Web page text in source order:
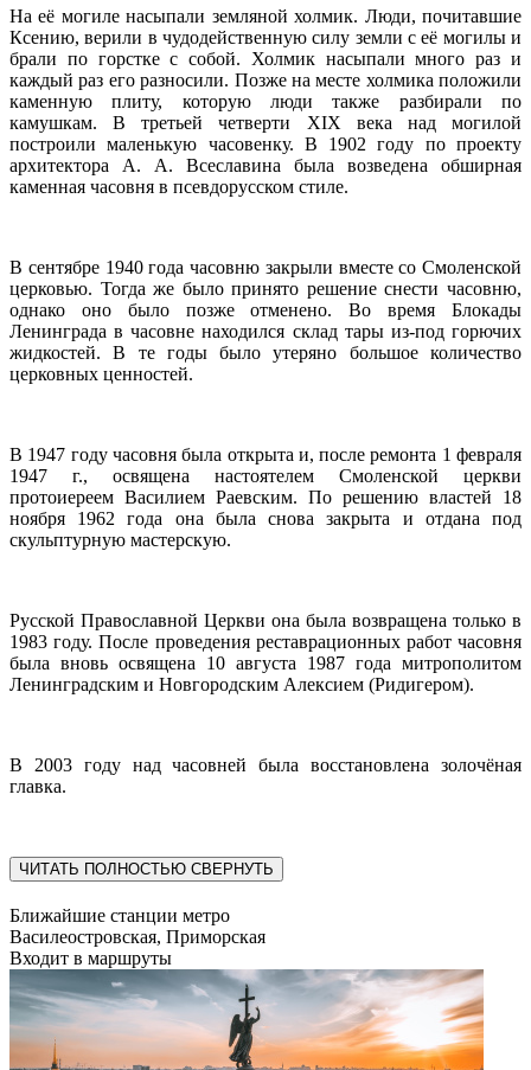
На её могиле насыпали земляной холмик. Люди, почитавшие
Ксению, верили в чудодейственную силу земли с её могилы и
брали по горстке с собой. Холмик насыпали много раз и
каждый раз его разносили. Позже на месте холмика положили
каменную плиту, которую люди также разбирали по
камушкам. В третьей четверти XIX века над могилой
построили маленькую часовенку. В 1902 году по проекту
архитектора А. А. Всеславина была возведена обширная
каменная часовня в псевдорусском стиле.
В сентябре 1940 года часовню закрыли вместе со Смоленской
церковью. Тогда же было принято решение снести часовню,
однако оно было позже отменено. Во время Блокады
Ленинграда в часовне находился склад тары из-под горючих
жидкостей. В те годы было утеряно большое количество
церковных ценностей.
В 1947 году часовня была открыта и, после ремонта 1 февраля
1947 г., освящена настоятелем Смоленской церкви
протоиереем Василием Раевским. По решению властей 18
ноября 1962 года она была снова закрыта и отдана под
скульптурную мастерскую.
Русской Православной Церкви она была возвращена только в
1983 году. После проведения реставрационных работ часовня
была вновь освящена 10 августа 1987 года митрополитом
Ленинградским и Новгородским Алексием (Ридигером).
В 2003 году над часовней была восстановлена золочёная
главка.
ЧИТАТЬ ПОЛНОСТЬЮ СВЕРНУТЬ
Ближайшие станции метро
Василеостровская, Приморская
Входит в маршруты